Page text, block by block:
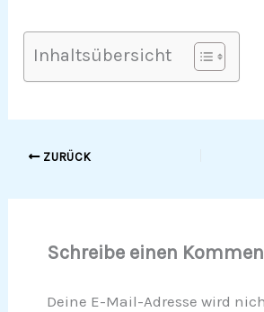
Inhaltsübersicht
ZURÜCK
Schreibe einen
Deine E-Mail-Adresse wird